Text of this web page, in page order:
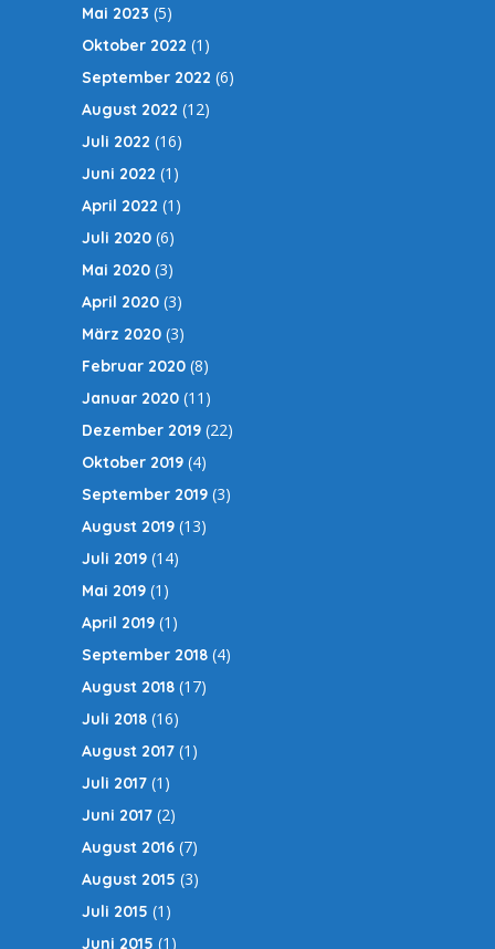
Mai 2023 (5)
Oktober 2022 (1)
September 2022 (6)
August 2022 (12)
Juli 2022 (16)
Juni 2022 (1)
April 2022 (1)
Juli 2020 (6)
Mai 2020 (3)
April 2020 (3)
März 2020 (3)
Februar 2020 (8)
Januar 2020 (11)
Dezember 2019 (22)
Oktober 2019 (4)
September 2019 (3)
August 2019 (13)
Juli 2019 (14)
Mai 2019 (1)
April 2019 (1)
September 2018 (4)
August 2018 (17)
Juli 2018 (16)
August 2017 (1)
Juli 2017 (1)
Juni 2017 (2)
August 2016 (7)
August 2015 (3)
Juli 2015 (1)
Juni 2015 (1)